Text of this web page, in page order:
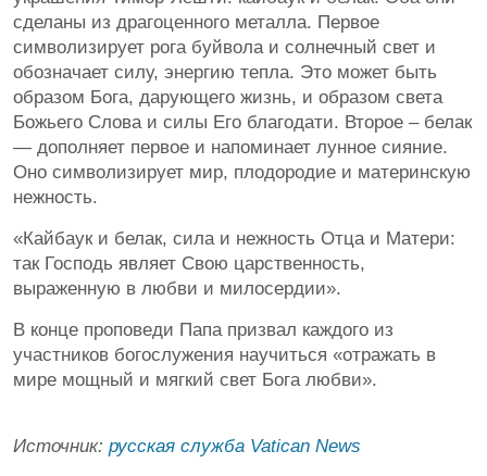
сделаны из драгоценного металла. Первое
символизирует рога буйвола и солнечный свет и
обозначает силу, энергию тепла. Это может быть
образом Бога, дарующего жизнь, и образом света
Божьего Слова и силы Его благодати. Второе – белак
— дополняет первое и напоминает лунное сияние.
Оно символизирует мир, плодородие и материнскую
нежность.
«Кайбаук и белак, сила и нежность Отца и Матери:
так Господь являет Свою царственность,
выраженную в любви и милосердии».
В конце проповеди Папа призвал каждого из
участников богослужения научиться «отражать в
мире мощный и мягкий свет Бога любви».
Источник: русская служба Vatican News